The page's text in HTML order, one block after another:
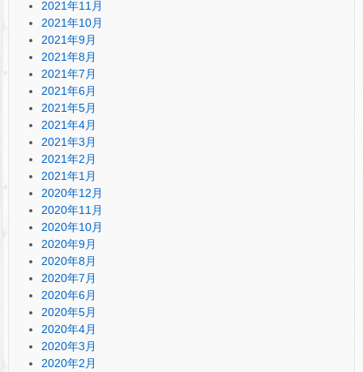
2021年11月
2021年10月
2021年9月
2021年8月
2021年7月
2021年6月
2021年5月
2021年4月
2021年3月
2021年2月
2021年1月
2020年12月
2020年11月
2020年10月
2020年9月
2020年8月
2020年7月
2020年6月
2020年5月
2020年4月
2020年3月
2020年2月